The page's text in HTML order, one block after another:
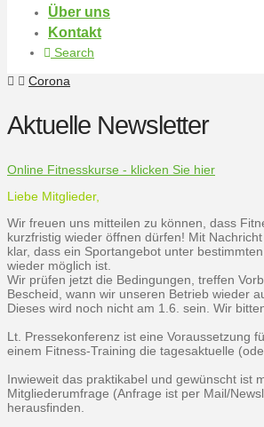
Über uns
Kontakt
Search
Home
Corona
Aktuelle Newsletter
Online Fitnesskurse - klicken Sie hier
Liebe Mitglieder,
Wir freuen uns mitteilen zu können, dass
kurzfristig wieder öffnen dürfen! Mit
klar, dass ein Sportangebot unter
wieder möglich ist.
Wir prüfen jetzt die Bedingungen, treffen
Bescheid, wann wir unseren Betrieb wieder
Dieses wird noch nicht am 1.6. sein. Wir
Lt. Pressekonferenz ist eine Voraussetzung
einem Fitness-Training die tagesaktuelle
Inwieweit das praktikabel und gewünscht ist
Mitgliederumfrage (Anfrage ist per Mail/
herausfinden.